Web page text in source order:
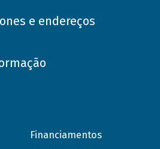
e endereços
Financiamentos